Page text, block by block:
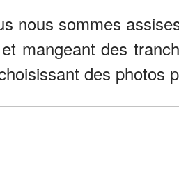
nous sommes
mangeant des
des photos